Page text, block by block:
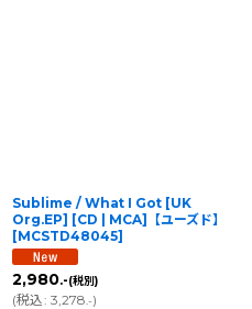
Sublime / What I Got [UK
Org.EP] [CD | MCA]【ユーズド】
[MCSTD48045]
2,980.-(税別)
(税込: 3,278.-)